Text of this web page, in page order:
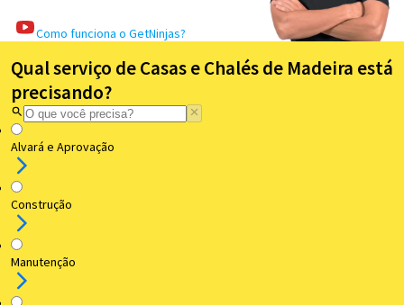
Como funciona o GetNinjas?
Qual serviço de Casas e Chalés de Madeira está
precisando?
Alvará e Aprovação
Construção
Manutenção